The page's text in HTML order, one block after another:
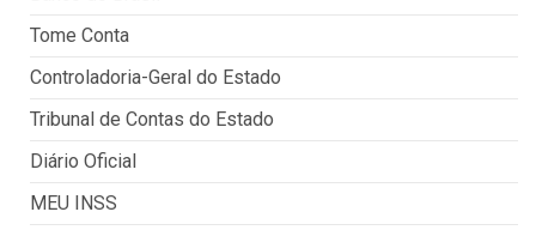
Tome Conta
Controladoria-Geral do Estado
Tribunal de Contas do Estado
Diário Oficial
MEU INSS